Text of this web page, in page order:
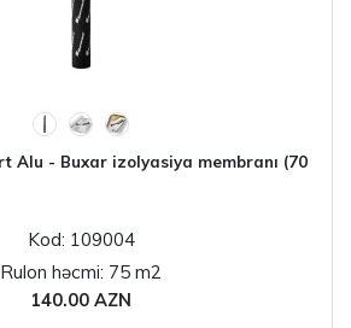
Kod: 109004
Rulon həcmi: 75 m2
140.00 AZN